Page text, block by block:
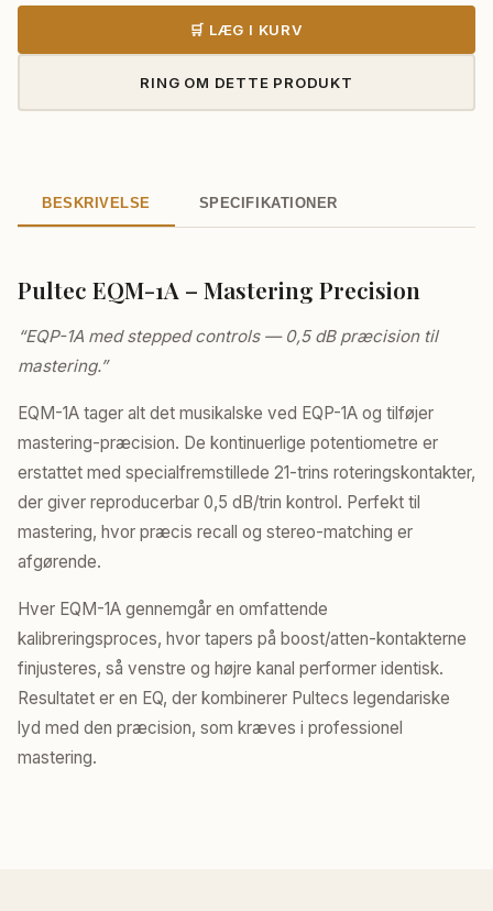
🛒 LÆG I KURV
RING OM DETTE PRODUKT
BESKRIVELSE SPECIFIKATIONER
Pultec EQM-1A – Mastering Precision
“EQP-1A med stepped controls — 0,5 dB præcision til
mastering.”
EQM-1A tager alt det musikalske ved EQP-1A og tilføjer
mastering-præcision. De kontinuerlige potentiometre er
erstattet med specialfremstillede 21-trins roteringskontakter,
der giver reproducerbar 0,5 dB/trin kontrol. Perfekt til
mastering, hvor præcis recall og stereo-matching er
afgørende.
Hver EQM-1A gennemgår en omfattende
kalibreringsproces, hvor tapers på boost/atten-kontakterne
finjusteres, så venstre og højre kanal performer identisk.
Resultatet er en EQ, der kombinerer Pultecs legendariske
lyd med den præcision, som kræves i professionel
mastering.